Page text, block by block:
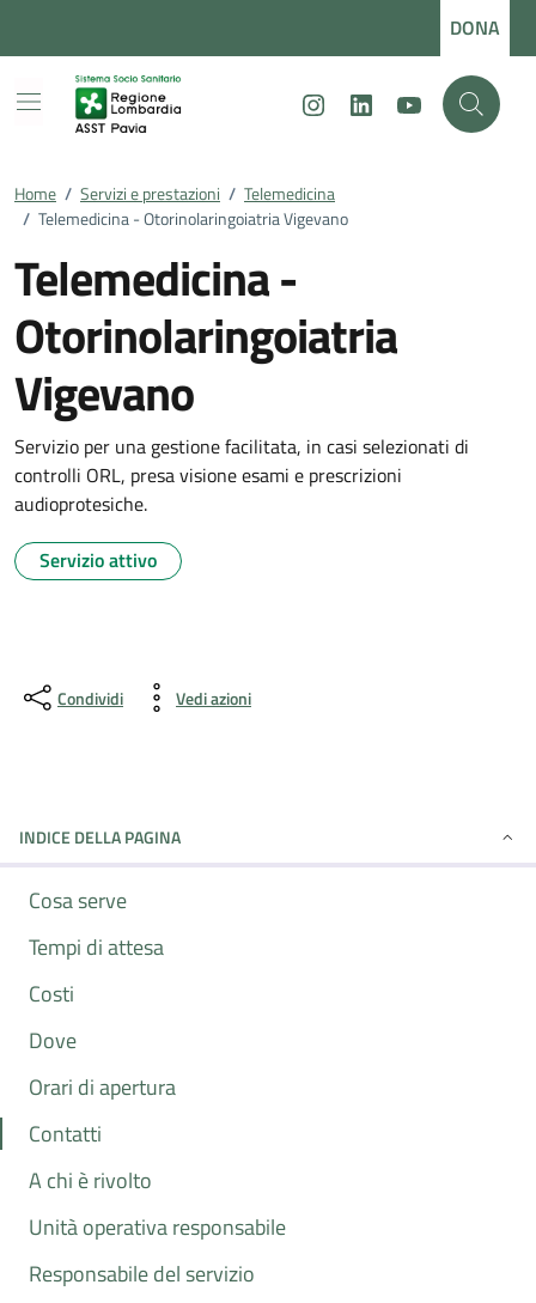
DONA
InstagramLinkedInYoutube
Home / Servizi e prestazioni / Telemedicina
/ Telemedicina - Otorinolaringoiatria Vigevano
Telemedicina -
Otorinolaringoiatria
Vigevano
Servizio per una gestione facilitata, in casi selezionati di
controlli ORL, presa visione esami e prescrizioni
audioprotesiche.
Servizio attivo
Condividi Vedi azioni
INDICE DELLA PAGINA
Cosa serve
Tempi di attesa
Costi
Dove
Orari di apertura
Contatti
A chi è rivolto
Unità operativa responsabile
Responsabile del servizio